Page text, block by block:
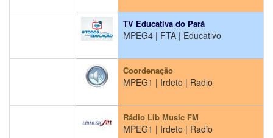
TV Educativa do Pará
MPEG4 | FTA | Educativo
Coordenação
MPEG1 | Irdeto | Radio
Rádio Lib Music FM
MPEG1 | Irdeto | Radio